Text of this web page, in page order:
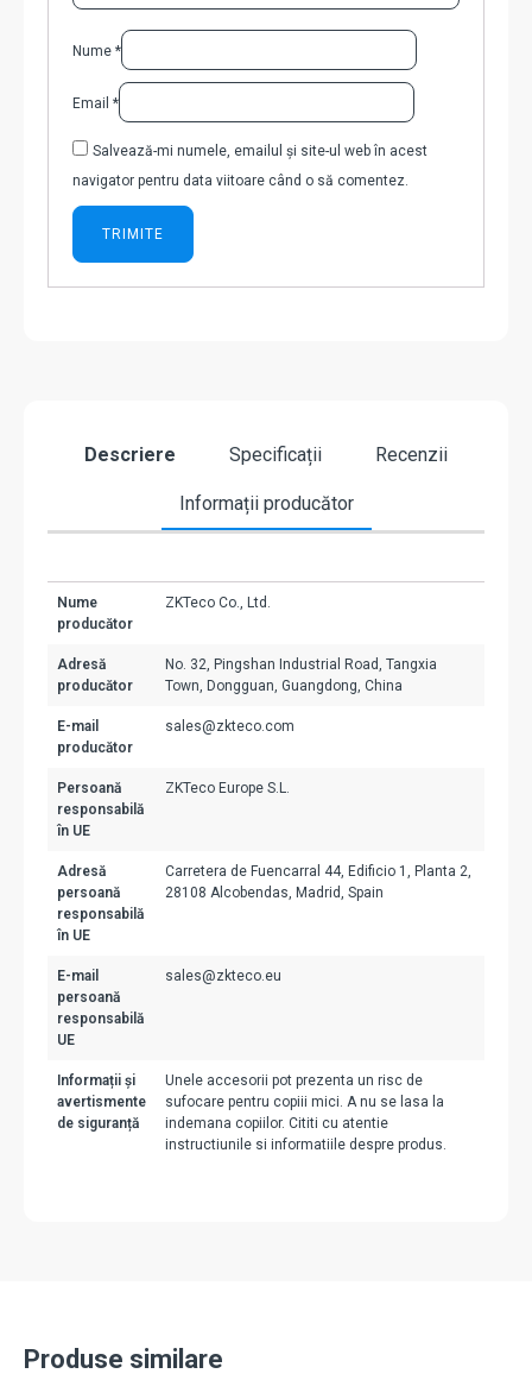
Nume *
Email *
Salvează-mi numele, emailul și site-ul web în acest
navigator pentru data viitoare când o să comentez.
Descriere Specificații Recenzii
Informații producător
Nume
producător
ZKTeco Co., Ltd.
Adresă
producător
No. 32, Pingshan Industrial Road, Tangxia
Town, Dongguan, Guangdong, China
E-mail
producător
sales@zkteco.com
Persoană
responsabilă
în UE
ZKTeco Europe S.L.
Adresă
persoană
responsabilă
în UE
Carretera de Fuencarral 44, Edificio 1, Planta 2,
28108 Alcobendas, Madrid, Spain
E-mail
persoană
responsabilă
UE
sales@zkteco.eu
Informații și
avertismente
de siguranță
Unele accesorii pot prezenta un risc de
sufocare pentru copiii mici. A nu se lasa la
indemana copiilor. Cititi cu atentie
instructiunile si informatiile despre produs.
Produse similare